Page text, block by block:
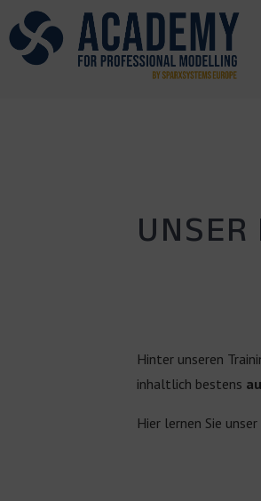
Hinter unseren
inhaltlich bestens
Hier lernen Sie